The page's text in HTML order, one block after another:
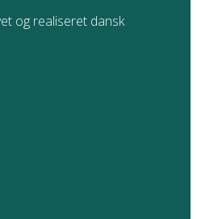
og realiseret dansk